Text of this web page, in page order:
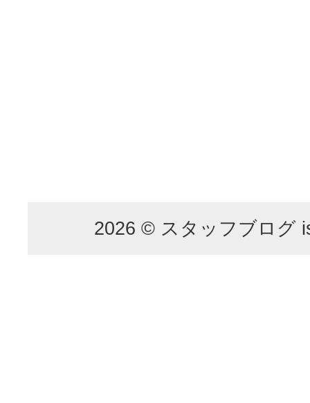
2026 © スタッフブログ